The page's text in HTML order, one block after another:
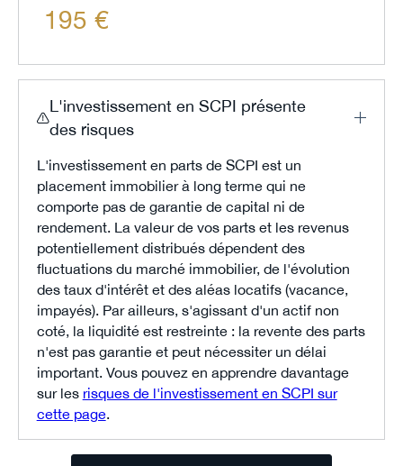
195 €
L'investissement en SCPI présente
des risques
L'investissement en parts de SCPI est un
placement immobilier à long terme qui ne
comporte pas de garantie de capital ni de
rendement. La valeur de vos parts et les revenus
potentiellement distribués dépendent des
fluctuations du marché immobilier, de l'évolution
des taux d'intérêt et des aléas locatifs (vacance,
impayés). Par ailleurs, s'agissant d'un actif non
coté, la liquidité est restreinte : la revente des parts
n'est pas garantie et peut nécessiter un délai
important. Vous pouvez en apprendre davantage
sur les risques de l'investissement en SCPI sur
cette page.